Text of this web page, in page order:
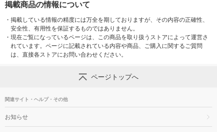
掲載商品の情報について
・ 掲載している情報の精度には万全を期しておりますが、その内容の正確性、
安全性、有用性を保証するものではありません。
・ 現在ご覧になっているページは、この商品を取り扱うストアによって運営さ
れています。ページに記載されている内容や商品、ご購入に関するご質問
は、直接各ストアにお問い合わせください。
ページトップへ
関連サイト・ヘルプ・その他
お知らせ